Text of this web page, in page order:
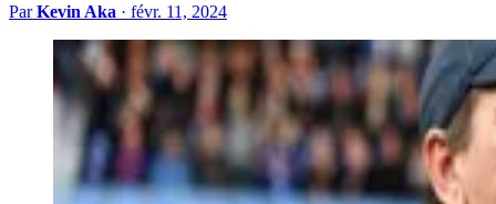
ParKevin Aka · févr. 11, 2024